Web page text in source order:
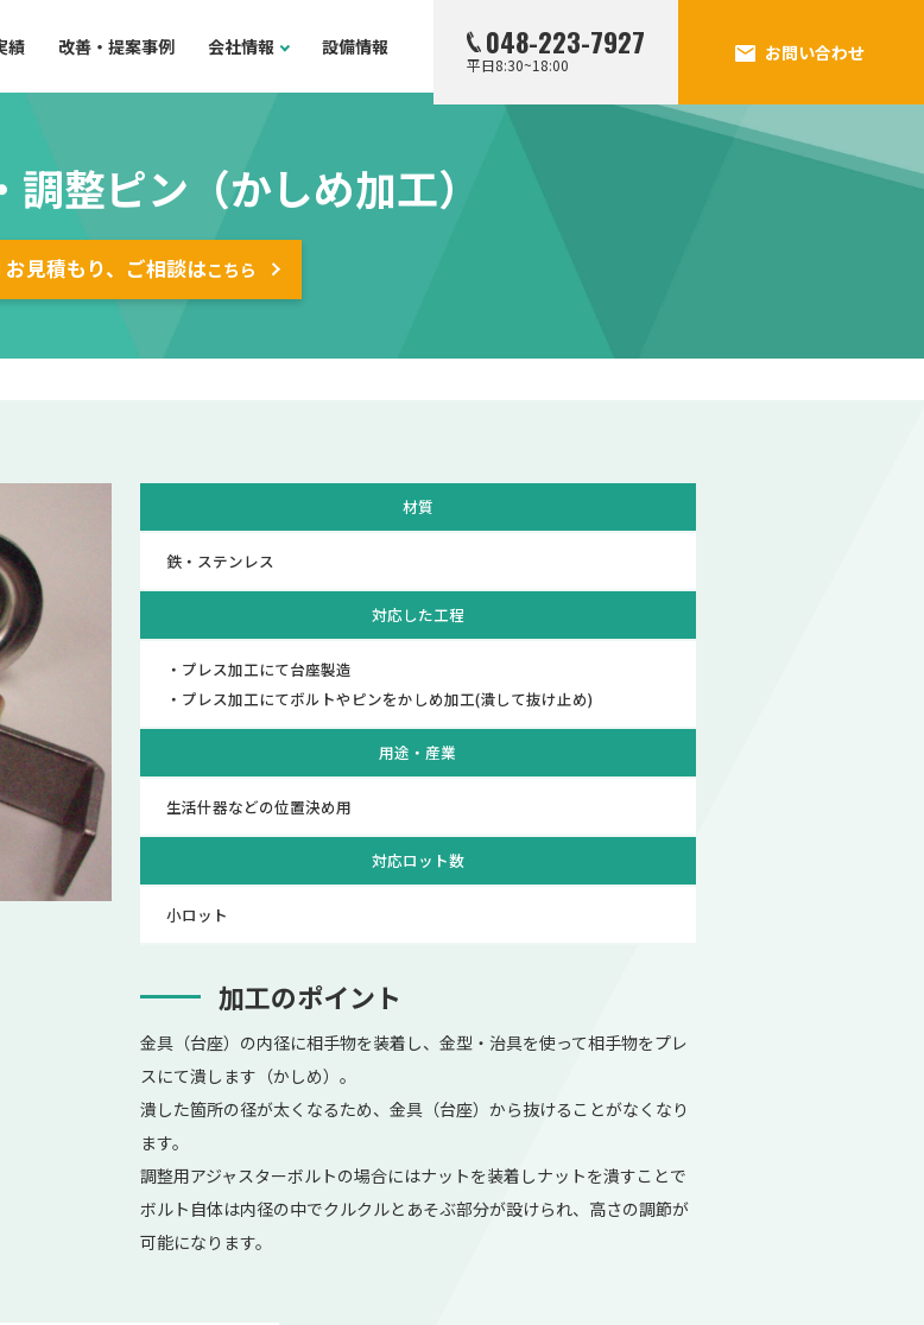
績 改善・提案事例 会社情報 設備情報 048-223-7927
平日8:30~18:00
お問い合わせ
整ピン（かしめ加工）
お見積もり、ご相談はこちら
材質
鉄・ステンレス
対応した工程
・プレス加工にて台座製造
・プレス加工にてボルトやピンをかしめ加工(潰して抜け止め)
用途・産業
生活什器などの位置決め用
対応ロット数
小ロット
加工のポイント
金具（台座）の内径に相手物を装着し、金型・治具を使って相手物をプレ
スにて潰します（かしめ）。
潰した箇所の径が太くなるため、金具（台座）から抜けることがなくなり
ます。
調整用アジャスターボルトの場合にはナットを装着しナットを潰すことで
ボルト自体は内径の中でクルクルとあそぶ部分が設けられ、高さの調節が
可能になります。